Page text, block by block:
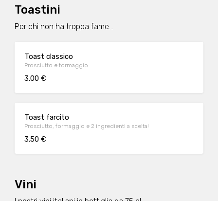
Toastini
Per chi non ha troppa fame...
Toast classico
Prosciutto e formaggio
3.00 €
Toast farcito
Prosciutto, formaggio e 2 ingredienti a scelta!
3.50 €
Vini